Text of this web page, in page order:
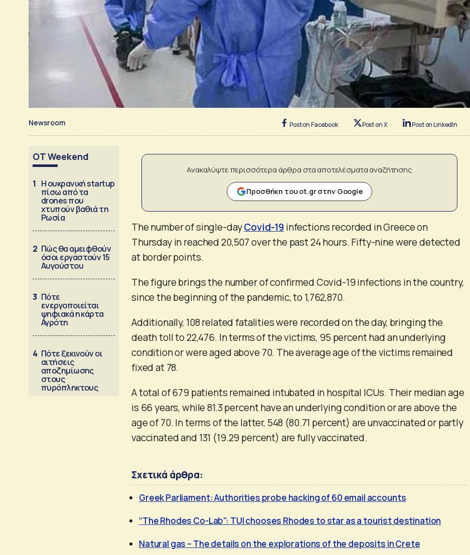
Newsroom Post on Facebook Post on X Post on LinkedIn
OT Weekend
1 Η ουκρανική startup
πίσω από τα
drones που
χτυπούν βαθιά τη
Ρωσία
2 Πώς θα αμειφθούν
όσοι εργαστούν 15
Αυγούστου
3 Πότε
ενεργοποιείται
ψηφιακά η κάρτα
Αγρότη
4 Πότε ξεκινούν οι
αιτήσεις
αποζημίωσης
στους
πυρόπληκτους
Ανακαλύψτε περισσότερα άρθρα στα αποτελέσματα αναζήτησης
Προσθήκη του ot.gr στην Google
The number of single-dayCovid-19infections recorded in Greece on
Thursday in reached 20,507 over the past 24 hours. Fifty-nine were detected
at border points.
The figure brings the number of confirmed Covid-19 infections in the country,
since the beginning of the pandemic, to 1,762,870.
Additionally, 108 related fatalities were recorded on the day, bringing the
death toll to 22,476. In terms of the victims, 95 percent had an underlying
condition or were aged above 70. The average age of the victims remained
fixed at 78.
A total of 679 patients remained intubated in hospital ICUs. Their median age
is 66 years, while 81.3 percent have an underlying condition or are above the
age of 70. In terms of the latter, 548 (80.71 percent) are unvaccinated or partly
vaccinated and 131 (19.29 percent) are fully vaccinated.
Σχετικά άρθρα:
Greek Parliament: Authorities probe hacking of 60 email accounts
“The Rhodes Co-Lab”: TUI chooses Rhodes to star as a tourist destination
Natural gas – The details on the explorations of the deposits in Crete